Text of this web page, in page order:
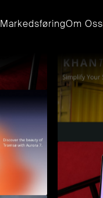
MarkedsføringOm Oss